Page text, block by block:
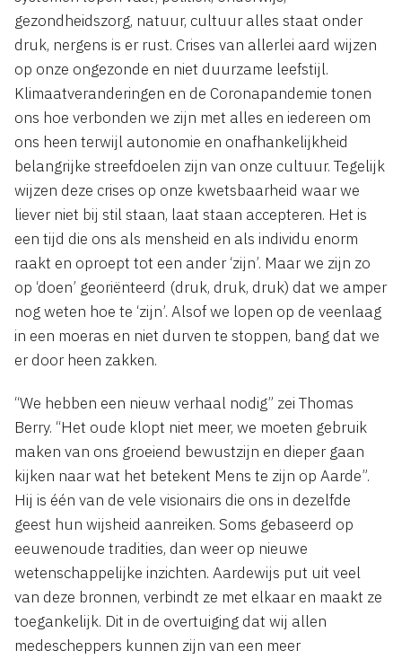
gezondheidszorg, natuur, cultuur alles staat onder
druk, nergens is er rust. Crises van allerlei aard wijzen
op onze ongezonde en niet duurzame leefstijl.
Klimaatveranderingen en de Coronapandemie tonen
ons hoe verbonden we zijn met alles en iedereen om
ons heen terwijl autonomie en onafhankelijkheid
belangrijke streefdoelen zijn van onze cultuur. Tegelijk
wijzen deze crises op onze kwetsbaarheid waar we
liever niet bij stil staan, laat staan accepteren. Het is
een tijd die ons als mensheid en als individu enorm
raakt en oproept tot een ander ‘zijn’. Maar we zijn zo
op ‘doen’ georiënteerd (druk, druk, druk) dat we amper
nog weten hoe te ‘zijn’. Alsof we lopen op de veenlaag
in een moeras en niet durven te stoppen, bang dat we
er door heen zakken.
“We hebben een nieuw verhaal nodig” zei Thomas
Berry. “Het oude klopt niet meer, we moeten gebruik
maken van ons groeiend bewustzijn en dieper gaan
kijken naar wat het betekent Mens te zijn op Aarde”.
Hij is één van de vele visionairs die ons in dezelfde
geest hun wijsheid aanreiken. Soms gebaseerd op
eeuwenoude tradities, dan weer op nieuwe
wetenschappelijke inzichten. Aardewijs put uit veel
van deze bronnen, verbindt ze met elkaar en maakt ze
toegankelijk. Dit in de overtuiging dat wij allen
medescheppers kunnen zijn van een meer